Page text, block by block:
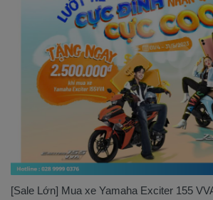
[Sale Lớn] Mua xe Yamaha Exciter 155